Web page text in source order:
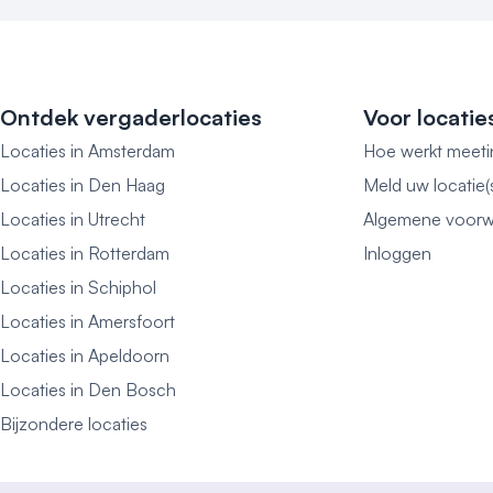
Benieuwd naar de mogelijkheden? Hierbij het type
waar wij bij Fletcher enorm veel ervaring mee
- Vergaderingen
- Trainingen
- Presentaties
- Congres/seminar
- Beurzen
- Recepties
- Evenementen
Ontdek vergaderlocaties
Locaties in Amsterdam
Locaties in Den Haag
Locaties in Utrecht
Locaties in Rotterdam
Locaties in Schiphol
Locaties in Amersfoort
Locaties in Apeldoorn
Locaties in Den Bosch
Bijzondere locaties
Voor
Hoe werkt
Meld uw
Algemene
Inloggen